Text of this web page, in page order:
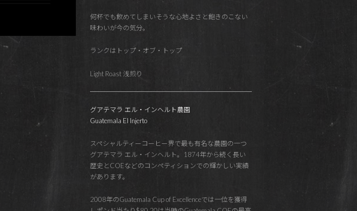
何杯でも飲めてしまいそうな心地よさと飽きのこない
味わいが今の気分。
ランクはトップ・オブ・トップ
Light Roast 浅煎り
グアテマラ エル・インヘルト農園
Guatemala El Injerto
スペシャルティーコーヒー界で最も有名な農園の一つ
グアテマラ エル・インヘルト。1874年から続く長い
歴史とCOEなどのコンペティションでの輝かしい実績
があります。
2008年のGuatemala Cup of Excellenceでは一位を獲得